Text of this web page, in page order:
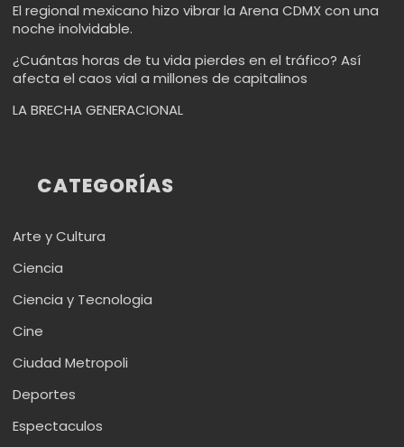
El regional mexicano hizo vibrar la Arena CDMX con una
noche inolvidable.
¿Cuántas horas de tu vida pierdes en el tráfico? Así
afecta el caos vial a millones de capitalinos
LA BRECHA GENERACIONAL
CATEGORÍAS
Arte y Cultura
Ciencia
Ciencia y Tecnologia
Cine
Ciudad Metropoli
Deportes
Espectaculos